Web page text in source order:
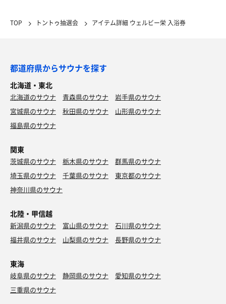
TOP トントゥ抽選会 アイテム詳細 ウェルビー栄 入浴券
都道府県からサウナを探す
北海道・東北
北海道のサウナ 青森県のサウナ
岩手県のサウナ
宮城県のサウナ
秋田県のサウナ
山形県のサウナ
福島県のサウナ
関東
茨城県のサウナ 栃木県のサウナ
群馬県のサウナ
埼玉県のサウナ
千葉県のサウナ
東京都のサウナ
神奈川県のサウナ
北陸・甲信越
新潟県のサウナ 富山県のサウナ
石川県のサウナ
福井県のサウナ
山梨県のサウナ 長野県のサウナ
東海
岐阜県のサウナ 静岡県のサウナ
愛知県のサウナ
三重県のサウナ